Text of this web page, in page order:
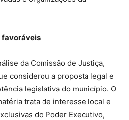
favoráveis
da Comissão de Justiça,
considerou a proposta legal e
legislativa do município. O
trata de interesse local e
do Poder Executivo,